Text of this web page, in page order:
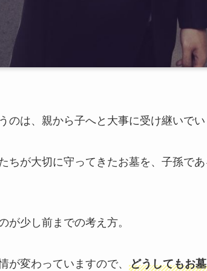
のは、親から子へと大事に受け継いでい
ちが大切に守ってきたお墓を、子孫で
が少し前までの考え方。
が変わっていますので、 どうしてもお